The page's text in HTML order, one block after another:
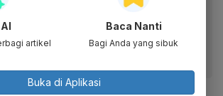
membaca lebih nyaman dan nikmati
lewat aplikasi mobile Katadata.
artikel
Baca Nanti
Bagi Anda yang sibuk
Buka di Aplikasi